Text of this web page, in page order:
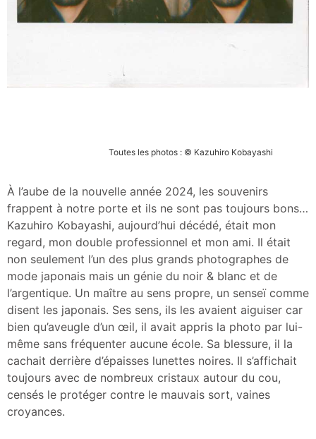
Toutes les photos : © Kazuhiro Kobayashi
À l’aube de la nouvelle année 2024, les souvenirs
frappent à notre porte et ils ne sont pas toujours bons…
Kazuhiro Kobayashi, aujourd’hui décédé, était mon
regard, mon double professionnel et mon ami. Il était
non seulement l’un des plus grands photographes de
mode japonais mais un génie du noir & blanc et de
l’argentique. Un maître au sens propre, un senseï comme
disent les japonais. Ses sens, ils les avaient aiguiser car
bien qu’aveugle d’un œil, il avait appris la photo par lui-
même sans fréquenter aucune école. Sa blessure, il la
cachait derrière d’épaisses lunettes noires. Il s’affichait
toujours avec de nombreux cristaux autour du cou,
censés le protéger contre le mauvais sort, vaines
croyances.